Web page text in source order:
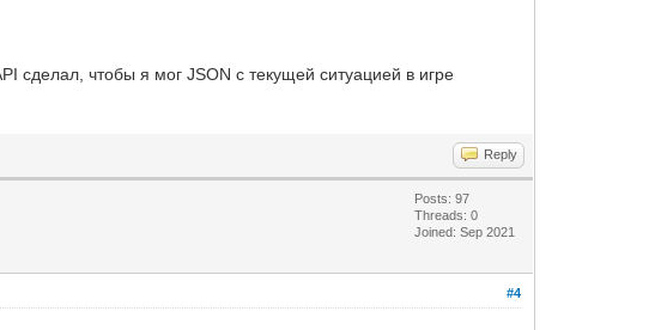
сделал, чтобы я мог JSON с текущей ситуацией в игре
Reply
Posts: 97
Threads: 0
Joined: Sep 2021
#4